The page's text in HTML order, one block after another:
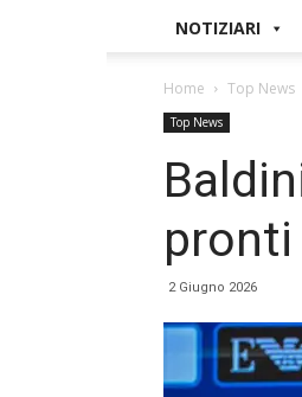
NOTIZIARI
Home Top News
Top News
pronti
2 Giugno 2026